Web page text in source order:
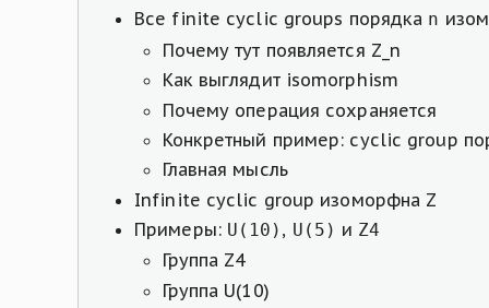
Все finite cyclic groups порядка n
Почему тут появляется Z_n
Как выглядит isomorphism
Почему операция сохраняется
Конкретный пример: cyclic group
Главная мысль
Infinite cyclic group изоморфна Z
Примеры: U(10) , U(5) и Z4
Группа Z4
Группа U(10)